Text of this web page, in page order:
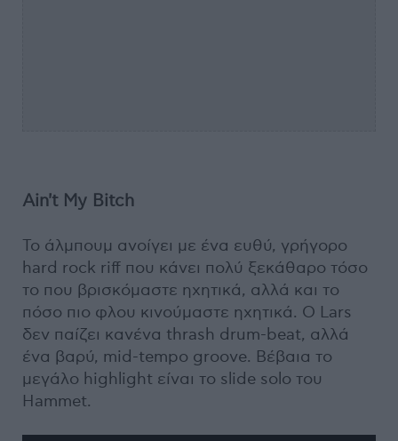
Ain't My Bitch
Το άλμπουμ ανοίγει με ένα ευθύ, γρήγορο
hard rock riff που κάνει πολύ ξεκάθαρο τόσο
το που βρισκόμαστε ηχητικά, αλλά και το
πόσο πιο φλου κινούμαστε ηχητικά. Ο Lars
δεν παίζει κανένα thrash drum-beat, αλλά
ένα βαρύ, mid-tempo groove. Βέβαια το
μεγάλο highlight είναι το slide solo του
Hammet.